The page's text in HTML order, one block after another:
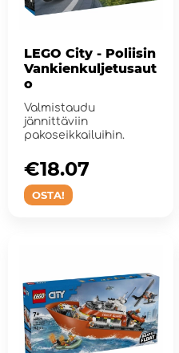
LEGO City - Poliisin
Vankienkuljetusaut
o
Valmistaudu
jännittäviin
pakoseikkailuihin.
OSTA!
€18.07